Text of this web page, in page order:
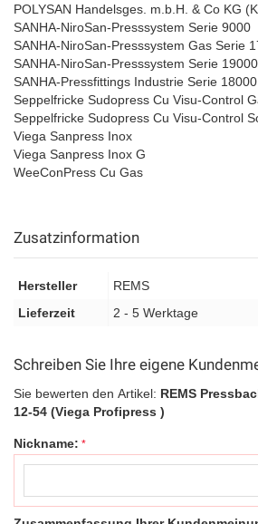
POLYSAN Handelsges. m.b.H. & Co KG
SANHA-NiroSan-Presssystem Serie 9000
SANHA-NiroSan-Presssystem Gas Serie
SANHA-NiroSan-Presssystem Serie
SANHA-Pressfittings Industrie Serie 18000
Seppelfricke Sudopress Cu Visu-Control
Seppelfricke Sudopress Cu Visu-Control
Viega Sanpress Inox
Viega Sanpress Inox G
WeeConPress Cu Gas
Zusatzinformation
Hersteller
REMS
Lieferzeit
2 - 5 Werktage
Schreiben Sie Ihre eigene
Sie bewerten den Artikel: REMS
12-54 (Viega Profipress )
Nickname: